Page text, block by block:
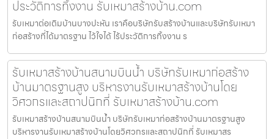
ประวัติการทิ้งงาน รับเหมาสร้างบ้าน.com
รับเหมาต่อเติมบ้านบางปะหัน เราคือบริษัทรับสร้างบ้านและบริษัทรับเหมา
ก่อสร้างที่ได้มาตรฐาน ไว้ใจได้ ไร้ประวัติการทิ้งงาน ร
รับเหมาสร้างบ้านสนามบินน้ำ บริษัทรับเหมาก่อสร้าง
บ้านมาตรฐานสูง บริหารงานรับเหมาสร้างบ้านโดย
วิศวกรและสถาปนิกที่ รับเหมาสร้างบ้าน.com
รับเหมาสร้างบ้านสนามบินน้ำ บริษัทรับเหมาก่อสร้างบ้านมาตรฐานสูง
บริหารงานรับเหมาสร้างบ้านโดยวิศวกรและสถาปนิกที่ รับเหมาสร